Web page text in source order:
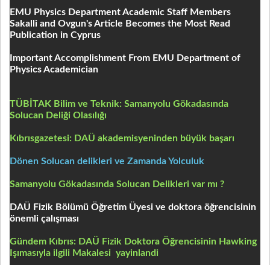
EMU Physics Department Academic Staff Members
Sakalli and Ovgun's Article Becomes the Most Read
Publication in Cyprus
Important Accomplishment From EMU Department of
Physics Academician
TÜBİTAK Bilim ve Teknik: Samanyolu Gökadasında
Solucan Deliği Olasılığı
Kıbrısgazetesi: DAÜ akademisyeninden büyük başarı
Dönen Solucan delikleri ve Zamanda Yolculuk
Samanyolu Gökadasında Solucan Delikleri var mı ?
DAÜ Fizik Bölümü Öğretim Üyesi ve doktora öğrencisinin
önemli çalışması
Gündem Kıbrıs: DAÜ Fizik Doktora Öğrencisinin Hawking
Işımasıyla ilgili Makalesi yayinlandi